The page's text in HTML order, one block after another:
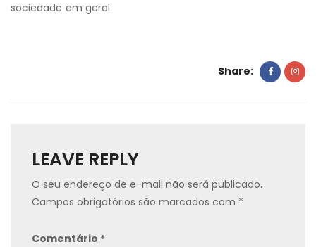
sociedade em geral.
Share:
LEAVE REPLY
O seu endereço de e-mail não será publicado.
Campos obrigatórios são marcados com *
Comentário *